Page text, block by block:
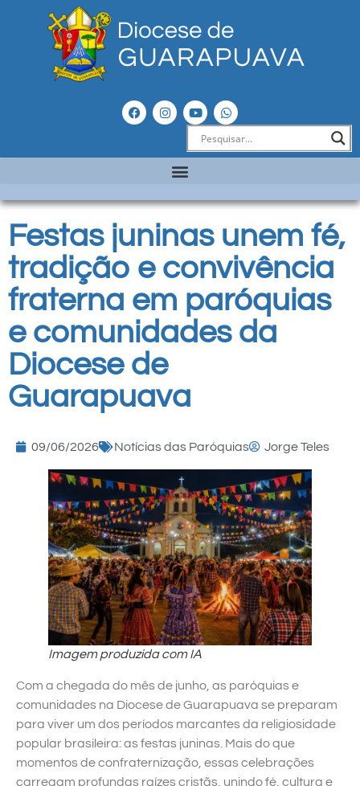
Festas juninas unem fé,
tradição e convivência
fraterna em paróquias
e comunidades da
Diocese de
Guarapuava
09/06/2026 Notícias das Paróquias Jorge Teles
Imagem produzida com IA
Com a chegada do mês de junho, as paróquias e
comunidades na Diocese de Guarapuava se preparam
para viver um dos períodos marcantes da religiosidade
popular brasileira: as festas juninas. Mais do que
momentos de confraternização, essas celebrações
carregam profundas raízes cristãs, unindo fé, cultura e